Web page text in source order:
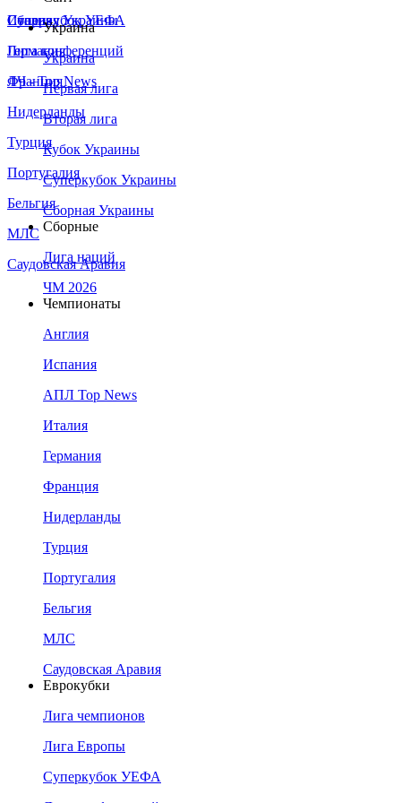
Сборная Украины
Италия
Германия
Франция
Нидерланды
Турция
Португалия
Бельгия
МЛС
Саудовская Аравия
Суперкубок УЕФА
Лига конференций
ЛЧ - Top News
Украина
Украина
Первая лига
Вторая лига
Кубок Украины
Суперкубок Украины
Сборная Украины
Сборные
Лига наций
ЧМ 2026
Чемпионаты
Англия
Испания
АПЛ Top News
Италия
Германия
Франция
Нидерланды
Турция
Португалия
Бельгия
МЛС
Саудовская Аравия
Еврокубки
Лига чемпионов
Лига Европы
Суперкубок УЕФА